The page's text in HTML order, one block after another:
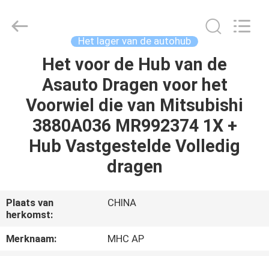
PRODUCTEN
ONGEVEER
FABRIEKSREIS
KWALITEITSCONTROLE
Limited.
Het lager van de autohub
Het voor de Hub van de
Asauto Dragen voor het
Voorwiel die van Mitsubishi
3880A036 MR992374 1X +
Hub Vastgestelde Volledig
dragen
Plaats van
herkomst:
CHINA
Merknaam:
MHC AP